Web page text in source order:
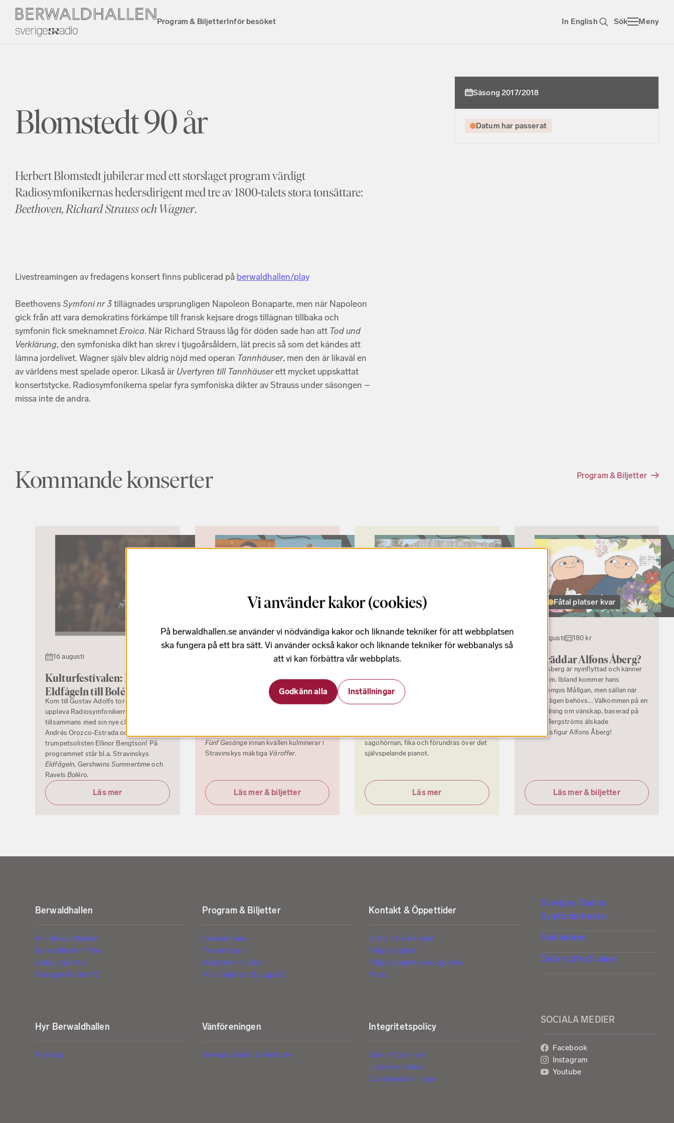
Program & BiljetterInför besöket In English Sök Meny
Blomstedt 90 år
Herbert Blomstedt jubilerar med ett storslaget program värdigt
Radiosymfonikernas hedersdirigent med tre av 1800-talets stora tonsättare:
Beethoven, Richard Strauss och Wagner.
Säsong 2017/2018
Datum har passerat
Livestreamingen av fredagens konsert finns publicerad på berwaldhallen/play
BeethovensSymfoni nr 3tillägnades ursprungligen Napoleon Bonaparte, men när Napoleon
gick från att vara demokratins förkämpe till fransk kejsare drogs tillägnan tillbaka och
symfonin fick smeknamnetEroica. När Richard Strauss låg för döden sade han att Tod und
Verklärung, den symfoniska dikt han skrev i tjugoårsåldern, lät precis så som det kändes att
lämna jordelivet. Wagner själv blev aldrig nöjd med operan Tannhäuser, men den är likaväl en
av världens mest spelade operor. Likaså är Uvertyren till Tannhäuserett mycket uppskattat
konsertstycke. Radiosymfonikerna spelar fyra symfoniska dikter av Strauss under säsongen –
missa inte de andra.
Kommande konserter Program & Biljetter
16 augusti
Kulturfestivalen: Från
Eldfågeln till Boléro
Kom till Gustav Adolfs torg för att
uppleva Radiosymfonikerna live
tillsammans med sin nye chefsdirigent
Andrés Orozco-Estrada och
trumpetsolisten Ellinor Bengtson! På
programmet står bl.a. Stravinskys
Eldfågeln, Gershwins Summertimeoch
Ravels Boléro.
Läs mer
Rytm och ritual
premiärer och rytm! Andrés Orozco-
Estrada debuterar som chefsdirigent,
Hell Mountain
Fünf Gesänge innan kvällen kulminerar i
Stravinskys mäktiga Våroffer.
Läs mer & biljetter
Familjedag & Öppet hus
Östersjöfestivalens traditionsenliga
familjedag för alla åldrar! Prova på att
spela instrument tillsammans med
sagohörnan, fika och förundras över det
självspelande pianot.
Läs mer
Fåtal platser kvar
22 augusti 180 kr
Vem räddar Alfons Åberg?
Alfons Åberg är nyinflyttad och känner
sig ensam. Ibland kommer hans
låtsaskompis Mållgan, men sällan när
det verkligen behövs... Välkommen på en
föreställning om vänskap, baserad på
Gunilla Bergströms älskade
barnboksfigur Alfons Åberg!
Läs mer & biljetter
Berwaldhallen
Vi i Berwaldhallen
Berwaldhallen Play
Lediga tjänster
Sveriges Radio P2
Program & Biljetter
Kalendarium
Presentkort
Biljettinformation
Mina biljetter (Logga in)
Kontakt & Öppettider
Hitta hit & kontakt
Tillgänglighet
Tillgänglighetsredogörelse
Press
Hyr Berwaldhallen
Prislista
Vänföreningen
Berwaldbladet & Vänbrev
Integritetspolicy
Kakor (Cookies)
Lista över kakor
Cookieinställningar
Sveriges Radios
Symfoniorkester
Radiokören
Östersjöfestivalen
SOCIALA MEDIER
Facebook
Instagram
Youtube
Vi använder kakor (cookies)
På berwaldhallen.se använder vi nödvändiga kakor och liknande tekniker för att webbplatsen
ska fungera på ett bra sätt. Vi använder också kakor och liknande tekniker för webbanalys så
att vi kan förbättra vår webbplats.
Godkänn alla Inställningar